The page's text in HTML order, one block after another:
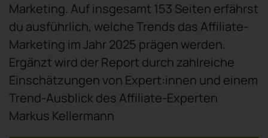
Marketing. Auf insgesamt 153 Seiten erfährst
du ausführlich, welche Trends das Affiliate-
Marketing im Jahr 2025 prägen werden.
Ergänzt wird der Report durch zahlreiche
Einschätzungen von Expert:innen und einem
Trend-Ausblick des Affiliate-Experten
Markus Kellermann